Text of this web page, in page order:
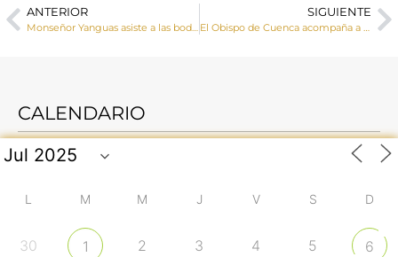
ANTERIOR
Monseñor Yanguas asiste a las bodas de oro sacerdotes del Arzobispo Emérito de Toledo, D. Braulio Rodríguez Plaza
SIGUIENTE
El Obispo de Cuenca acompaña a los albaceteños en el 800 aniversario de la aparición de la Virgen de Cortes
CALENDARIO
L M M J V S D
30 1 2 3 4 5 6